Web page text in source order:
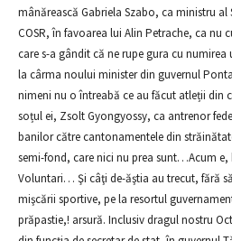
mânărească Gabriela Szabo, ca ministru
COSR, în favoarea lui Alin Petrache, ca nu
care s-a gândit că ne rupe gura cu
la cârma noului minister din guvernul
nimeni nu o întreabă ce au făcut atleții din
soțul ei, Zsolt Gyongyossy, ca antrenor
banilor către cantonamentele din
semi-fond, care nici nu prea sunt…Acum e,
Voluntari… Şi câţi de-ăştia au trecut, fără
mişcării sportive, pe la resortul
prăpastie,! arsură. Inclusiv dragul nostru